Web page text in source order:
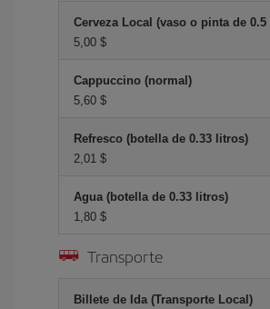
Cerveza Local (vaso o pinta de
5,00 $
Cappuccino (normal)
5,60 $
Refresco (botella de 0.33 litros)
2,01 $
Agua (botella de 0.33 litros)
1,80 $
Transporte
Billete de Ida (Transporte Local)